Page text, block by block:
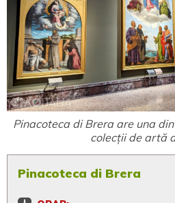
Pinacoteca di Brera are una
colecții de artă
Pinacoteca di Brera